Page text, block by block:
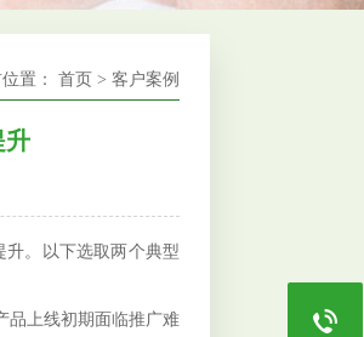
置： 首页 > 客户案例
升
。以下选取两个典型
上线初期面临推广难